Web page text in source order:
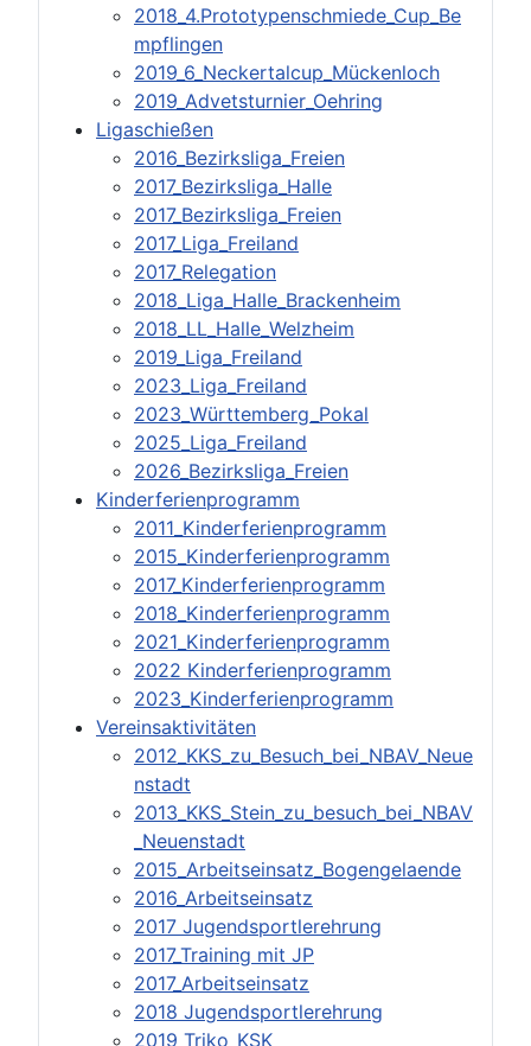
2018_4.Prototypenschmiede_Cup_Be
mpflingen
2019_6_Neckertalcup_Mückenloch
2019_Advetsturnier_Oehring
Ligaschießen
2016_Bezirksliga_Freien
2017_Bezirksliga_Halle
2017_Bezirksliga_Freien
2017_Liga_Freiland
2017_Relegation
2018_Liga_Halle_Brackenheim
2018_LL_Halle_Welzheim
2019_Liga_Freiland
2023_Liga_Freiland
2023_Württemberg_Pokal
2025_Liga_Freiland
2026_Bezirksliga_Freien
Kinderferienprogramm
2011_Kinderferienprogramm
2015_Kinderferienprogramm
2017_Kinderferienprogramm
2018_Kinderferienprogramm
2021_Kinderferienprogramm
2022 Kinderferienprogramm
2023_Kinderferienprogramm
Vereinsaktivitäten
2012_KKS_zu_Besuch_bei_NBAV_Neue
nstadt
2013_KKS_Stein_zu_besuch_bei_NBAV
_Neuenstadt
2015_Arbeitseinsatz_Bogengelaende
2016_Arbeitseinsatz
2017 Jugendsportlerehrung
2017_Training mit JP
2017_Arbeitseinsatz
2018 Jugendsportlerehrung
2019_Triko_KSK